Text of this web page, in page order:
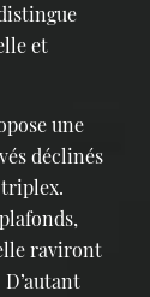
et
une
déclinés
triplex.
raviront